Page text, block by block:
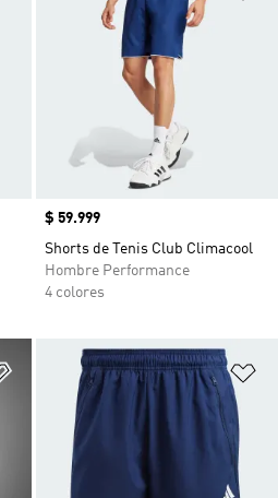
Precio
$ 59.999
Shorts de Tenis Club Climacool
Hombre Performance
4 colores
Añadir a la lista de deseos